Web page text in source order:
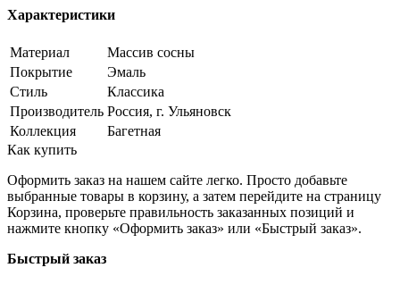
Характеристики
Материал
Массив сосны
Покрытие
Эмаль
Стиль
Классика
Производитель Россия, г. Ульяновск
Коллекция
Багетная
Как купить
Оформить заказ на нашем сайте легко. Просто добавьте
выбранные товары в корзину, а затем перейдите на страницу
Корзина, проверьте правильность заказанных позиций и
нажмите кнопку «Оформить заказ» или «Быстрый заказ».
Быстрый заказ